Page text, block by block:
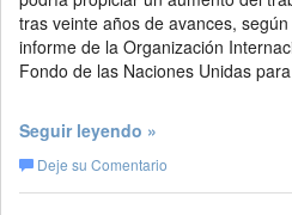
tras veinte años de avances,
informe de la Organización
Fondo de las Naciones Unidas
Seguir leyendo »
Deje su Comentario